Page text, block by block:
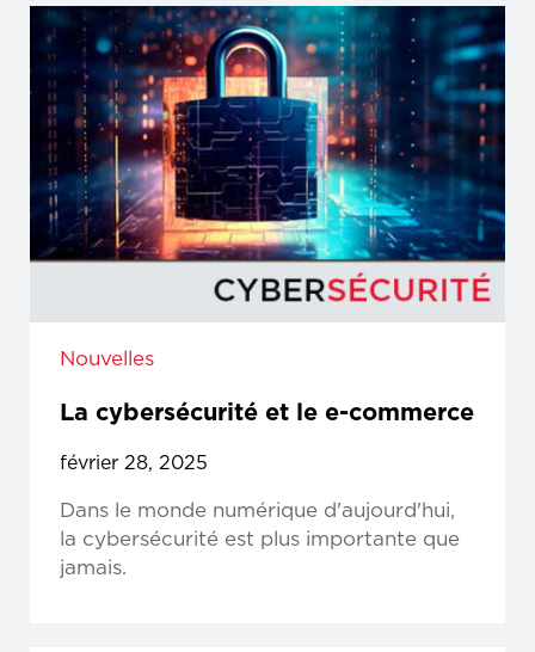
Nouvelles
La cybersécurité et le e-commerce
février 28, 2025
Dans le monde numérique d'aujourd'hui,
la cybersécurité est plus importante que
jamais.